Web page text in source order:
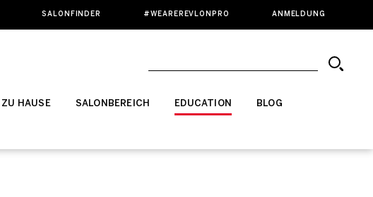
SALONFINDER #WEAREREVLONPRO ANMELDUNG
ZU HAUSE SALONBEREICH EDUCATION BLOG